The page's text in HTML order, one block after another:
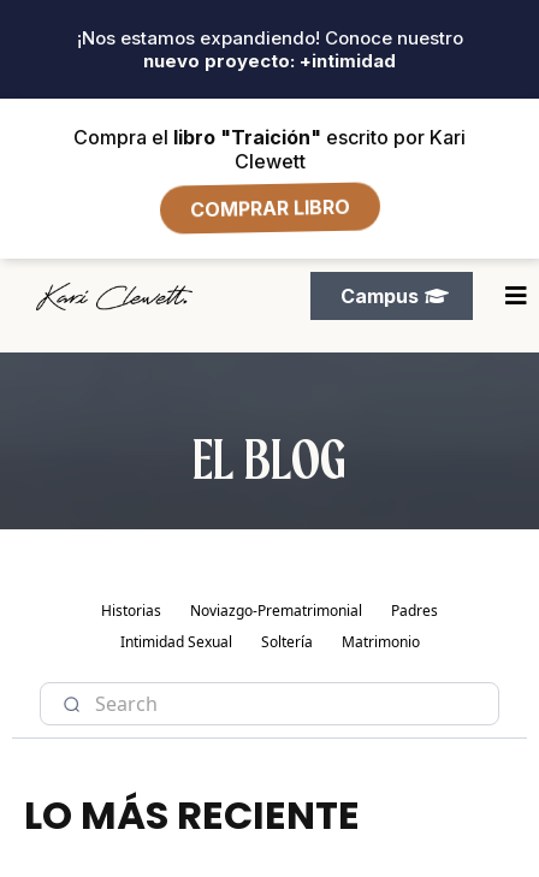
¡Nos estamos expandiendo! Conoce nuestro
nuevo proyecto: +intimidad
Compra el libro "Traición" escrito por Kari
Clewett
COMPRAR LIBRO
Campus
EL BLOG
Historias Noviazgo-Prematrimonial
Padres
Intimidad Sexual
Soltería Matrimonio
LO MÁS RECIENTE